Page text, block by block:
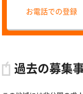
お電話での登録
過去の募集